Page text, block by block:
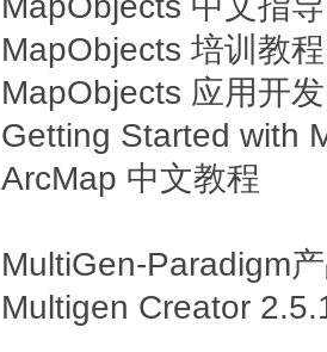
MapObjects 培训教
MapObjects 应用开发
Getting Started with
ArcMap 中文教程
MultiGen-Paradigm
Multigen Creator